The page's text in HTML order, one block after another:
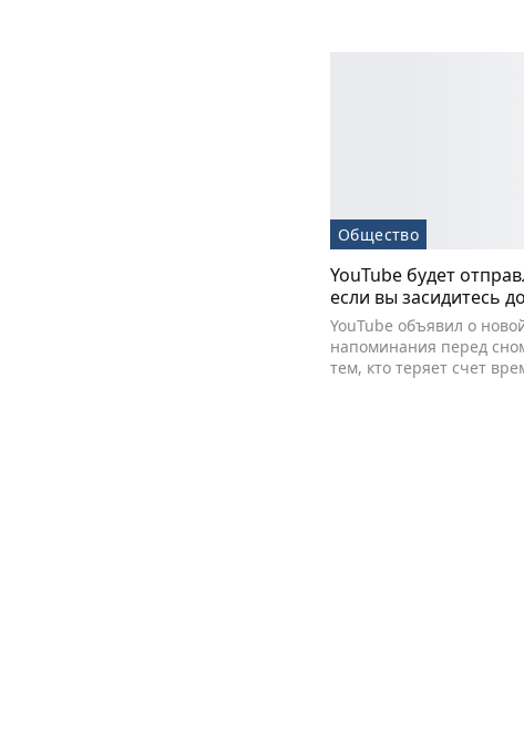
Общество
YouTube будет
если вы засидитесь
YouTube объявил о
напоминания перед
тем, кто теряет счет